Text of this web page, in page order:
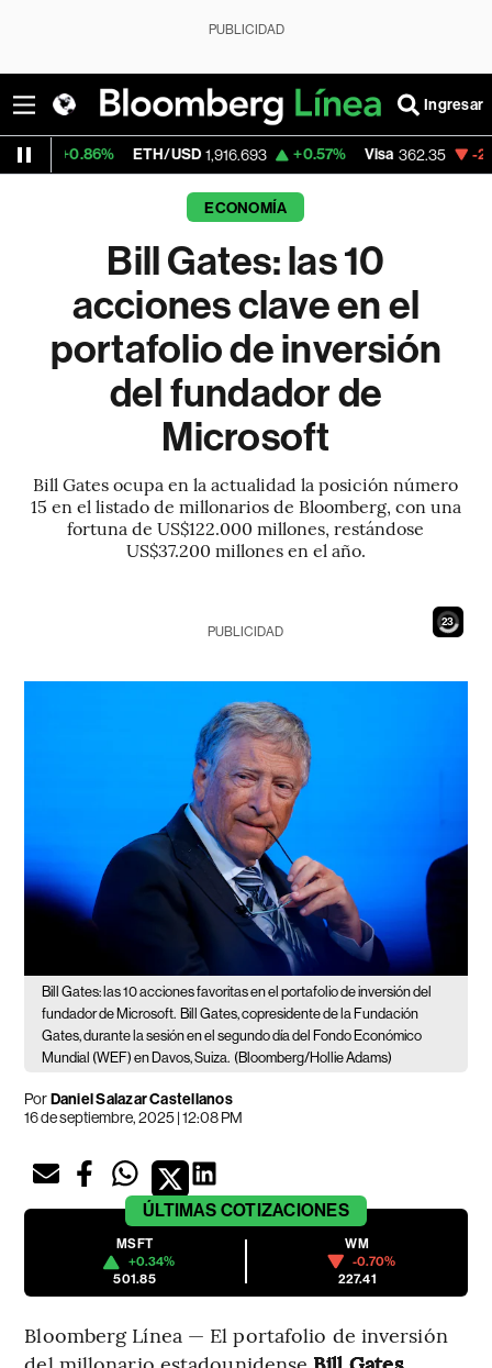
PUBLICIDAD
Ingresar
ETH/USD 1,916.693 +0.57% Visa 362.35 -2.19%
ECONOMÍA
Bill Gates: las 10
acciones clave en el
portafolio de inversión
del fundador de
Microsoft
Bill Gates ocupa en la actualidad la posición número
15 en el listado de millonarios de Bloomberg, con una
fortuna de US$122.000 millones, restándose
US$37.200 millones en el año.
21
PUBLICIDAD
Bill Gates: las 10 acciones favoritas en el portafolio de inversión del
fundador de Microsoft. Bill Gates, copresidente de la Fundación
Gates, durante la sesión en el segundo día del Fondo Económico
Mundial (WEF) en Davos, Suiza. (Bloomberg/Hollie Adams)
PorDaniel Salazar Castellanos
16 de septiembre, 2025 | 12:08 PM
ÚLTIMAS COTIZACIONES
MSFT
+0.34%
501.85
WM
-0.70%
227.41
Bloomberg Línea — El portafolio de inversión